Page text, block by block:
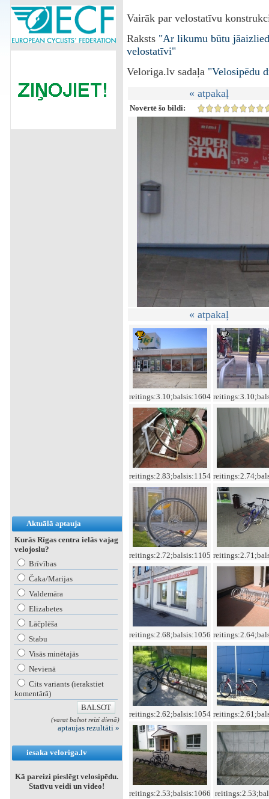
Aktuālā aptauja
Kurās Rīgas centra ielās vajag
velojoslu?
Brīvības
Čaka/Marijas
Valdemāra
Elizabetes
Lāčplēša
Stabu
Visās minētajās
Nevienā
Cits variants (ierakstiet
komentārā)
(varat balsot reizi dienā)
aptaujas rezultāti »
iesaka veloriga.lv
Kā pareizi pieslēgt velosipēdu.
Statīvu veidi un video!
Vairāk par velostatīvu
Raksts "Ar likumu būtu
velostatīvi"
Veloriga.lv sadaļa "Velosipēdu
« atpakaļ
Novērtē šo bildi:
« atpakaļ
reitings:3.10;balsis:1604
reitings:2.83;balsis:1154
reitings:2.72;balsis:1105
reitings:2.68;balsis:1056
reitings:2.62;balsis:1054
reitings:2.53;balsis:1066